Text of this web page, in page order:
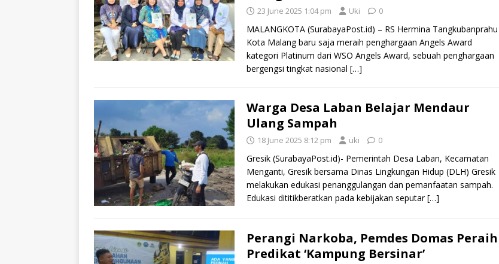
23 June 2025 1:04 pm Uki 0
MALANGKOTA (SurabayaPost.id) – RS Hermina Tangkubanprahu
Kota Malang baru saja meraih penghargaan Angels Award
kategori Platinum dari WSO Angels Award, sebuah penghargaan
bergengsi tingkat nasional […]
Warga Desa Laban Belajar Mendaur
Ulang Sampah
18 June 2025 8:12 pm uki 0
Gresik (SurabayaPost.id)- Pemerintah Desa Laban, Kecamatan
Menganti, Gresik bersama Dinas Lingkungan Hidup (DLH) Gresik
melakukan edukasi penanggulangan dan pemanfaatan sampah.
Edukasi dititikberatkan pada kebijakan seputar[…]
Perangi Narkoba, Pemdes Domas Peraih
Predikat ‘Kampung Bersinar’